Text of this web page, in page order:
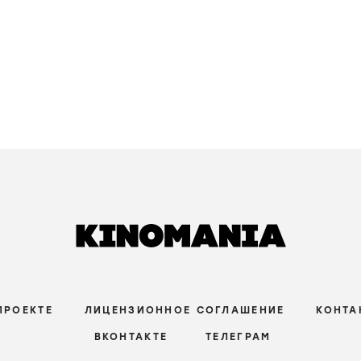
ЛИЦЕНЗИОННОЕ СОГЛАШЕНИЕ
ВКОНТАКТЕ ТЕЛЕГРАМ